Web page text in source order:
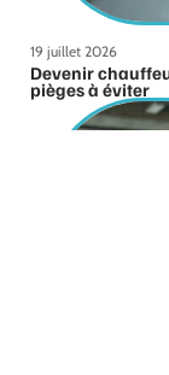
19 juillet 2026
Devenir
pièges à éviter